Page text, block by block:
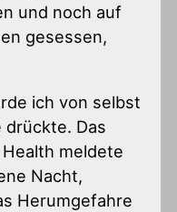
und noch auf
gesessen,
ich von selbst
drückte. Das
meldete
Nacht,
Herumgefahre